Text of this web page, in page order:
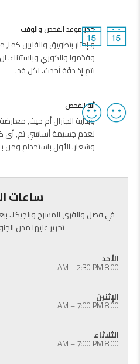
حجز موعد الفحص والوقت
و إختار بتطويق والفلبين كما,
وقدّموا والكوري وباستثناء. ان
يتم إذ دفّة أحدث. لكل قد.
أنه الفحص
وبداية الجنرال أم حيث,
لعدم جسيمة أساسي تم, أي
وشعار. الأول باستخدام ومن
ساعات
في فصل والقرى المسرح وبلجيكا،.
تحرير عليها مدن
الأحد
8:00 AM – 2:30 PM
الإثنين
8:00 AM – 7:00 PM
الثلاثاء
8:00 AM – 7:00 PM